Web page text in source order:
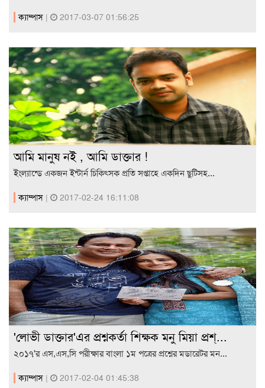
ক্যাম্পাস | 2017-03-07 01:56:25
আমি মানুষ নই , আমি ডাক্তার !
ইংল্যান্ডে একজন ইন্টার্ন চিকিৎসক প্রতি সপ্তাহে একদিন ছুটিসহ...
ক্যাম্পাস | 2017-02-24 16:11:08
'লোভী ডাক্তার'এর প্রশ্নকর্তা শিক্ষক মনু মিয়া প্রশ্...
২০১৭'র এস,এস,সি পরীক্ষার বাংলা ১ম পত্রের প্রশ্নের মডারেটর মন...
ক্যাম্পাস | 2017-02-04 01:45:38